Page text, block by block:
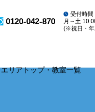
0120-042-870
受付時間
月～土
(※祝日・年
エリアトップ・教室一覧